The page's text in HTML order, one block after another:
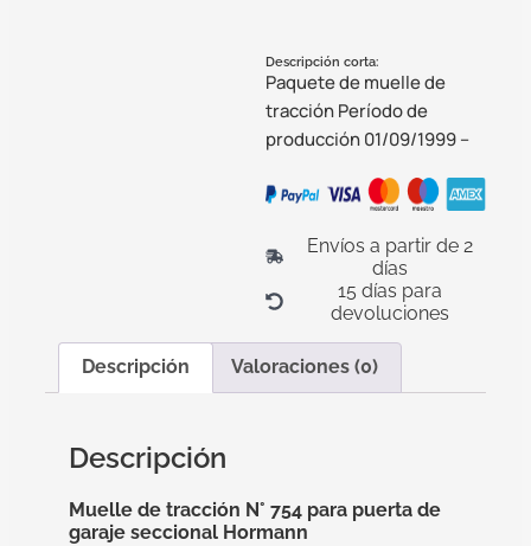
Descripción corta:
Paquete de muelle de
tracción Período de
producción 01/09/1999 –
Envíos a partir de 2
días
15 días para
devoluciones
Descripción Valoraciones (0)
Descripción
Muelle de tracción N° 754 para puerta de
garaje seccional Hormann